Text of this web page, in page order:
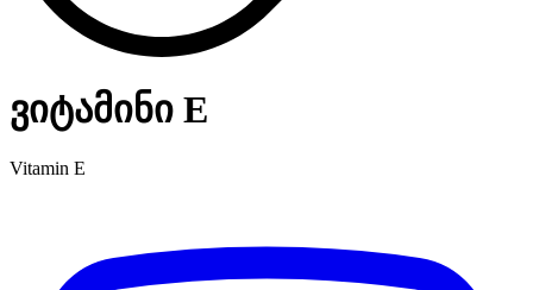
ვიტამინი E
Vitamin E